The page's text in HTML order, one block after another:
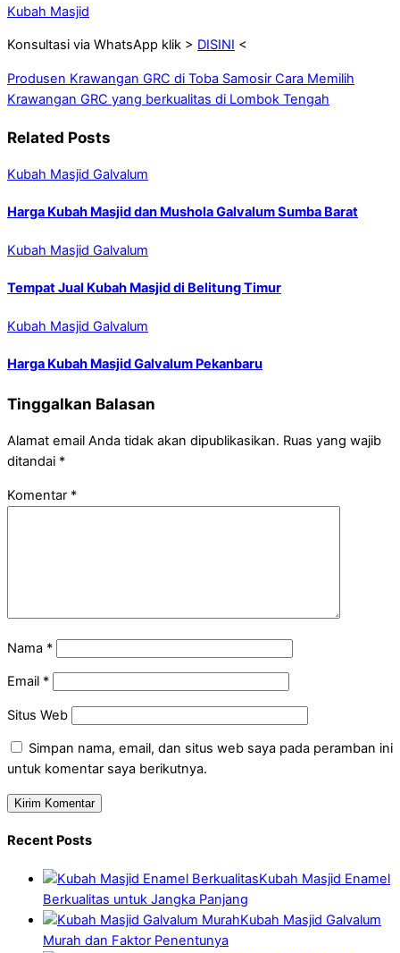
Kubah Masjid
Konsultasi via WhatsApp klik > DISINI <
Produsen Krawangan GRC di Toba Samosir Cara Memilih
Krawangan GRC yang berkualitas di Lombok Tengah
Related Posts
Kubah Masjid Galvalum
Harga Kubah Masjid dan Mushola Galvalum Sumba Barat
Kubah Masjid Galvalum
Tempat Jual Kubah Masjid di Belitung Timur
Kubah Masjid Galvalum
Harga Kubah Masjid Galvalum Pekanbaru
Tinggalkan Balasan
Alamat email Anda tidak akan dipublikasikan. Ruas yang wajib
ditandai *
Komentar *
Nama *
Email *
Situs Web
Simpan nama, email, dan situs web saya pada peramban ini
untuk komentar saya berikutnya.
Recent Posts
Kubah Masjid Enamel
Berkualitas untuk Jangka Panjang
Kubah Masjid Galvalum
Murah dan Faktor Penentunya